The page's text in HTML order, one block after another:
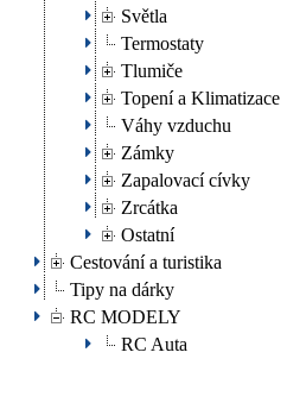
Světla
Termostaty
Tlumiče
Topení a Klimatizace
Váhy vzduchu
Zámky
Zapalovací cívky
Zrcátka
Ostatní
Cestování a turistika
Tipy na dárky
RC MODELY
RC Auta